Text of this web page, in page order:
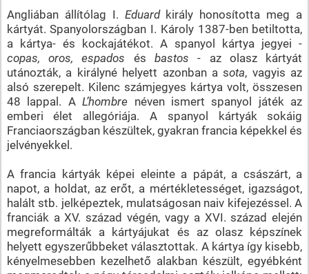
Angliában állítólag I. Eduardkirály honosította meg a
kártyát. Spanyolországban I. Károly 1387-ben betiltotta,
a kártya- és kockajátékot. A spanyol kártya jegyei -
copas, oros, espados ésbastos- az olasz kártyát
utánozták, a királyné helyett azonban a sota, vagyis az
alsó szerepelt. Kilenc számjegyes kártya volt, összesen
48 lappal. AL’hombre néven ismert spanyol játék az
emberi élet allegóriája. A spanyol kártyák sokáig
Franciaországban készültek, gyakran francia képekkel és
jelvényekkel.
A francia kártyák képei eleinte a pápát, a császárt, a
napot, a holdat, az erőt, a mértékletességet, igazságot,
halált stb. jelképeztek, mulatságosan naiv kifejezéssel. A
franciák a XV. század végén, vagy a XVI. század elején
megreformálták a kártyájukat és az olasz képszínek
helyett egyszerűbbeket választottak. A kártya így kisebb,
kényelmesebben kezelhető alakban készült, egyébként